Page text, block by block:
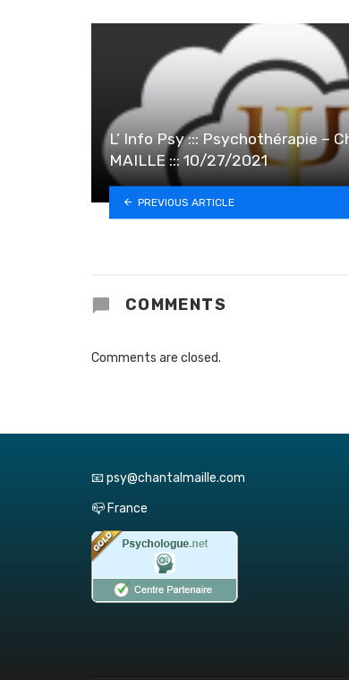
L’ Info Psy ::: Psychothérapie –
MAILLE ::: 10/27/2021
PREVIOUS ARTICLE
COMMENTS
Comments are closed.
📧 psy@chantalmaille.com
📪 France